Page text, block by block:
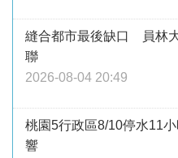
縫合都市最後缺口 員林
聯
2026-08-04 20:49
桃園5行政區8/10停水11
響